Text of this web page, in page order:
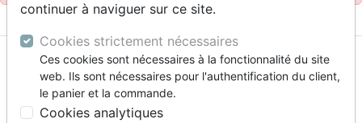
menu
continuer à naviguer sur ce site.
Cookies strictement nécessaires
Ces cookies sont nécessaires à la fonctionnalité du site
web. Ils sont nécessaires pour l'authentification du client,
le panier et la commande.
Cookies analytiques